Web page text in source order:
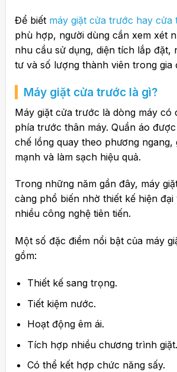
Để biết máy giặt cửa trước hay cửa
phù hợp, người dùng cần xem xét
nhu cầu sử dụng, diện tích lắp đặt,
tư và số lượng thành viên trong gia
Máy giặt cửa trước là gì?
Máy giặt cửa trước là dòng máy có
phía trước thân máy. Quần áo
chế lồng quay theo phương ngang,
mạnh và làm sạch hiệu quả.
Trong những năm gần đây, máy
càng phổ biến nhờ thiết kế hiện
nhiều công nghệ tiên tiến.
Một số đặc điểm nổi bật của máy
gồm:
Thiết kế sang trọng.
Tiết kiệm nước.
Hoạt động êm ái.
Tích hợp nhiều chương trình giặt.
Có thể kết hợp chức năng sấy.